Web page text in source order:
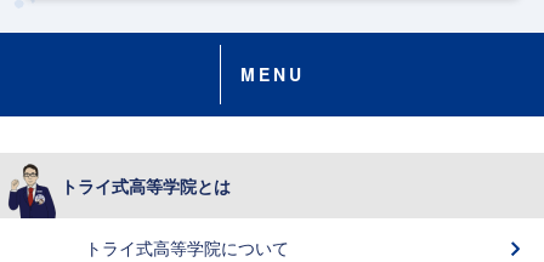
MENU
トライ式高等学院とは
トライ式高等学院について